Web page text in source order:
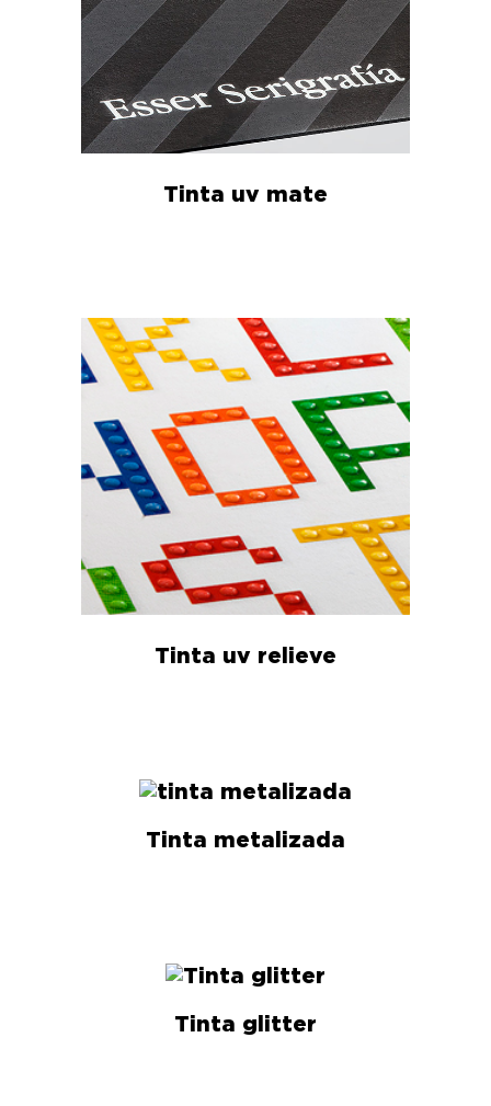
Tinta uv mate
Tinta uv relieve
Tinta metalizada
Tinta glitter